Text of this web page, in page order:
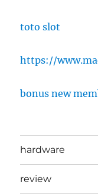
toto slot
https://
bonus new
hardware
review